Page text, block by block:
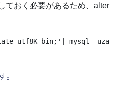
ておく必要があるため、alter
utf8K_bin;'| mysql -